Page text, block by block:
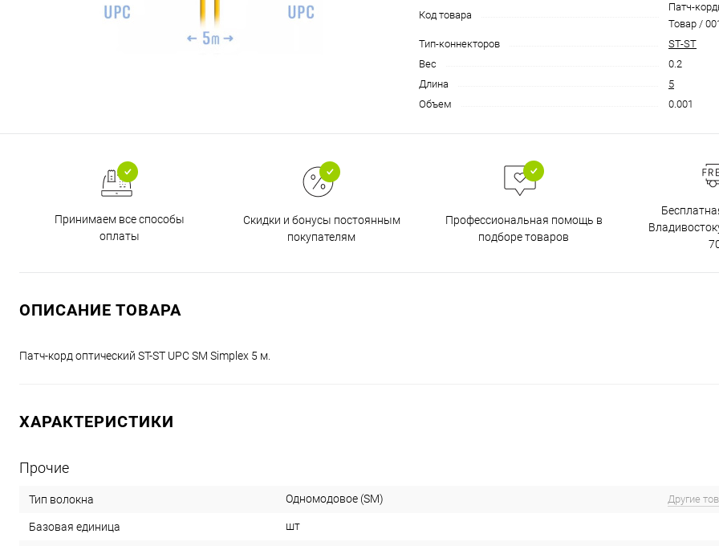
Код товара
Патч-
Товар /
Тип-коннекторов
ST-ST
Вес
0.2
Длина
5
Объем
0.001
Принимаем все способы
оплаты
Скидки и бонусы постоянным
покупателям
Профессиональная помощь в
подборе товаров
ОПИСАНИЕ ТОВАРА
Патч-корд оптический ST-ST UPС SM Simplex 5 м.
ХАРАКТЕРИСТИКИ
Прочие
Тип волокна Одномодовое (SM) Другие
Базовая единица шт